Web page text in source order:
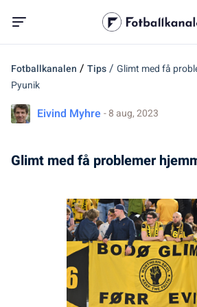
Fotballkanalen / Tips/ Glimt med få
Pyunik
Eivind Myhre - 8 aug, 2023
Glimt med få problemer